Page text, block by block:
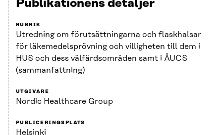
Publikationens detaljer
RUBRIK
Utredning om förutsättningarna och flaskhalsar
för läkemedelsprövning och villigheten till dem i
HUS och dess välfärdsområden samt i ÅUCS
(sammanfattning)
UTGIVARE
Nordic Healthcare Group
PUBLICERINGSPLATS
Helsinki